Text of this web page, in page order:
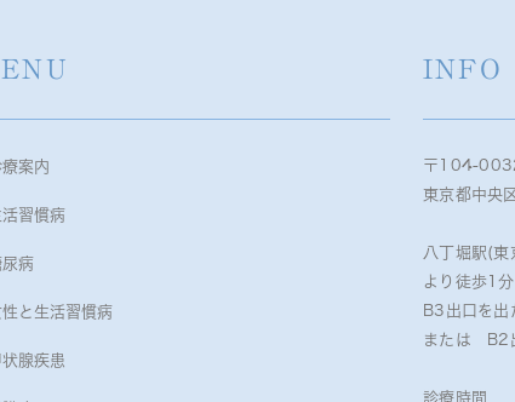
案内
活習慣病
尿病
性と生活習慣病
状腺疾患
INFO
〒104-
東京都中央
八丁堀駅(東
より徒歩1分
B3出口を出
または B2
診療時間